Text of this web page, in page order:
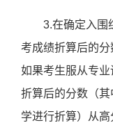
3.在确定入围
考成绩折算后的分
如果考生服从专
折算后的分数（其
学进行折算）从